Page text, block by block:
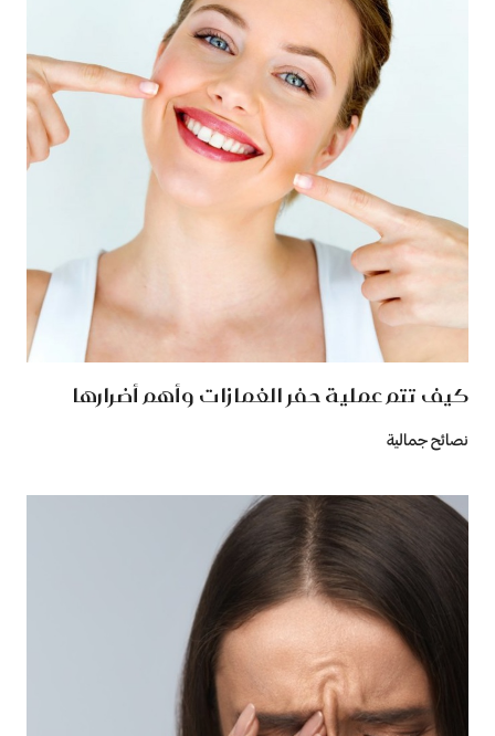
كيف تتم عملية حفر الغمازات وأهم أضرارها
نصائح جمالية